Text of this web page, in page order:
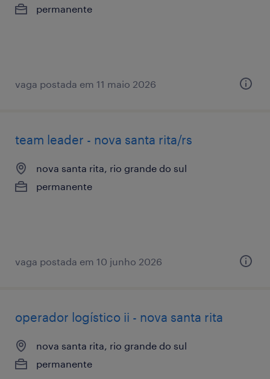
permanente
vaga postada em 11 maio 2026
team leader - nova santa rita/rs
nova santa rita, rio grande do sul
permanente
vaga postada em 10 junho 2026
operador logístico ii - nova santa rita
nova santa rita, rio grande do sul
permanente